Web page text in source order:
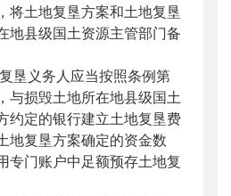
将土地复垦方案和土地复垦
地县级国土资源主管部门备
义务人应当按照条例第
与损毁土地所在地县级国土
约定的银行建立土地复垦费
地复垦方案确定的资金数
专门账户中足额预存土地复